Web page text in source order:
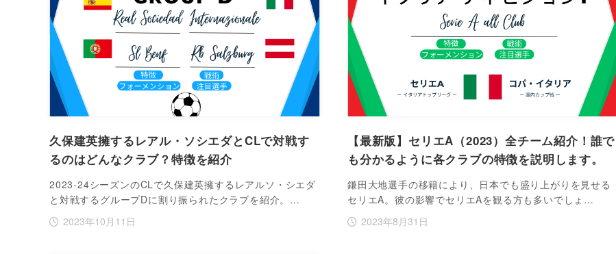
久保建英擁するレアル・ソシエダとCLで対戦す
るのはどんなクラブ？特徴を紹介
2023‐24シーズンのCLで久保建英擁するレアルソ・シエダ
と対戦するグループDに割り振られたクラブを紹介。…
2023年10月11日
【最新版】セリエA（2023）全チーム紹介！誰で
も分かるように各クラブの特徴を説明します。
鎌田大地選手の移籍により、日本でも盛り上がりを見せる
セリエA。彼の影響でセリエAを観る方も多いでしょ…
2023年8月31日